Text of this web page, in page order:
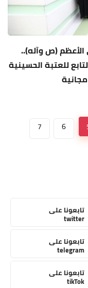
الأعظم (ص وآله)..
للعتبة الحسينية
6
7
تابعونا على
twitter
تابعونا على
telegram
تابعونا على
tikTok